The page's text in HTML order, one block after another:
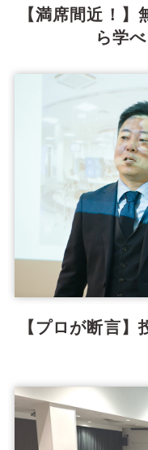
【満席間近！
ら学
【プロが断言